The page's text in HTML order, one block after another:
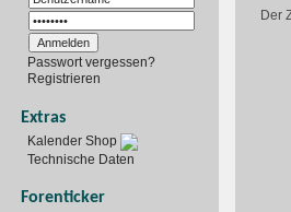
Passwort vergessen?
Registrieren
Extras
Kalender Shop
Technische Daten
Forenticker
Der